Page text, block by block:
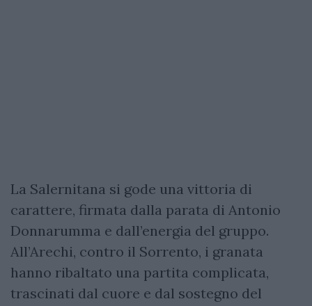
La Salernitana si gode una vittoria di
carattere, firmata dalla parata di Antonio
Donnarumma e dall’energia del gruppo.
All’Arechi, contro il Sorrento, i granata
hanno ribaltato una partita complicata,
trascinati dal cuore e dal sostegno del